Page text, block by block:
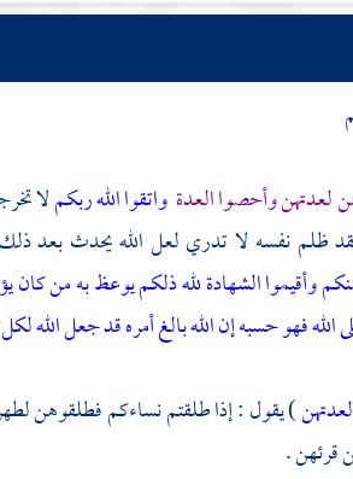
لعدتهن وأحصوا العدةواتقوا الله ربكملا
ظلم نفسه لا تدري لعل الله يحدث بعد ذلك
الشهادة لله ذلكم يوعظ به من كان
فهو حسبه إن الله بالغ أمره قد جعل الله
) يقول : إذا طلقتم نساءكم فطلقوهن
قرئهن .